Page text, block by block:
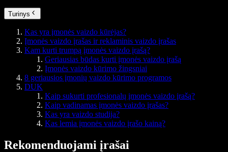
Turinys
Kas yra įmonės vaizdo kūrėjas?
Įmonės vaizdo įrašas ir reklaminis vaizdo įrašas
Kam kurti trumpą įmonės vaizdo įrašą?
Geriausias būdas kurti įmonės vaizdo įrašą
Įmonės vaizdo kūrimo žingsniai
8 geriausios įmonių vaizdo kūrimo programos
DUK
Kaip sukurti profesionalų įmonės vaizdo įrašą?
Kaip vadinamas įmonės vaizdo įrašas?
Kas yra vaizdo studija?
Kas lemia įmonės vaizdo įrašo kainą?
Rekomenduojami įrašai